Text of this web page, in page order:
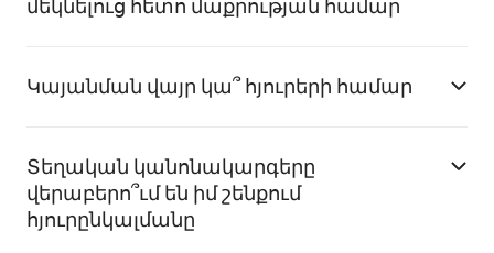
մեկնելուց հետո մաքրության համար
Կայանման վայր կա՞ հյուրերի համար
Տեղական կանոնակարգերը
վերաբերո՞ւմ են իմ շենքում
հյուրընկալմանը